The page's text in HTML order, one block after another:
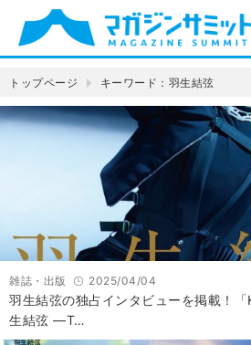
トップページ キーワード：羽生結弦
雑誌・出版 2025/04/04
羽生結弦の独占インタビューを掲載！
生結弦 ―T…